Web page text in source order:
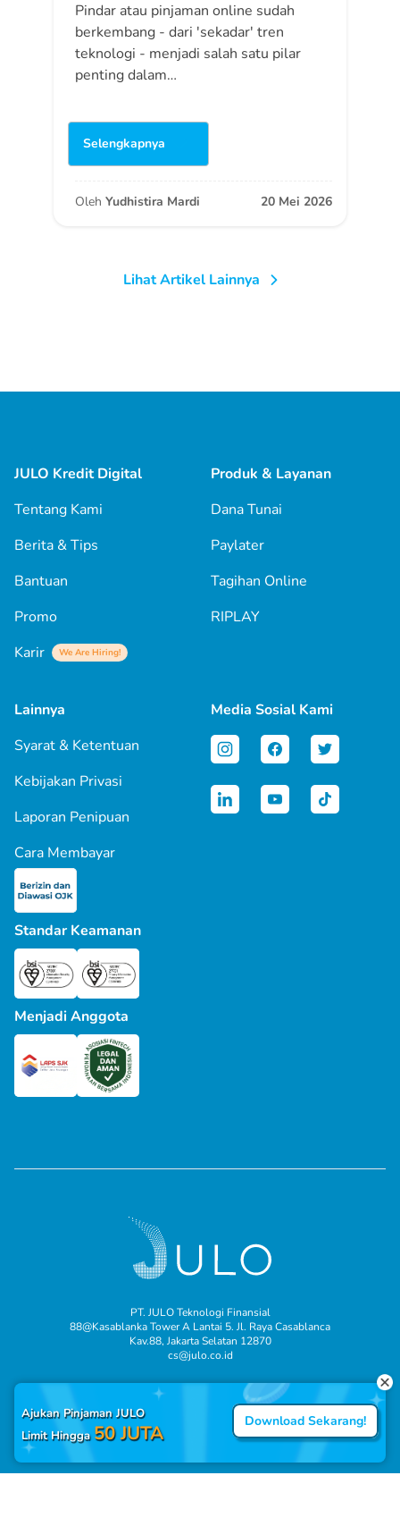
Pindar atau pinjaman online sudah
berkembang - dari 'sekadar' tren
teknologi - menjadi salah satu pilar
penting dalam…
Selengkapnya
Oleh Yudhistira Mardi 20 Mei 2026
Lihat Artikel Lainnya
JULO Kredit Digital
Tentang Kami
Berita & Tips
Bantuan
Promo
Karir
We Are Hiring!
Produk & Layanan
Dana Tunai
Paylater
Tagihan Online
RIPLAY
Lainnya
Syarat & Ketentuan
Kebijakan Privasi
Laporan Penipuan
Cara Membayar
Media Sosial Kami
Standar Keamanan
Menjadi Anggota
PT. JULO Teknologi Finansial
88@Kasablanka Tower A Lantai 5. Jl. Raya Casablanca
Kav.88, Jakarta Selatan 12870
cs@julo.co.id
Ajukan Pinjaman JULO
Limit Hingga 50 JUTA Download Sekarang!